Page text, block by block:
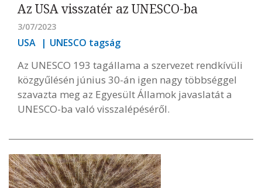
Az USA visszatér az UNESCO-ba
3/07/2023
USA UNESCO tagság
Az UNESCO 193 tagállama a szervezet rendkívüli
közgyűlésén június 30-án igen nagy többséggel
szavazta meg az Egyesült Államok javaslatát a
UNESCO-ba való visszalépéséről.